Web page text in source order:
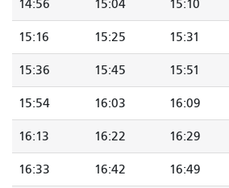
14:56 15:04 15:10
15:16 15:25 15:31
15:36 15:45 15:51
15:54 16:03 16:09
16:13 16:22 16:29
16:33 16:42 16:49